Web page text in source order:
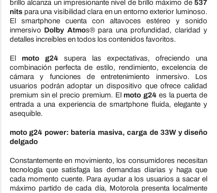
brillo alcanza un impresionante nivel de brillo máximo de537
nitspara una visibilidad clara en un entorno exterior luminoso.
El smartphone cuenta con altavoces estéreo y sonido
inmersivo Dolby Atmos® para una profundidad, claridad y
detalles increíbles en todos los contenidos favoritos.
El moto g24 supera las expectativas, ofreciendo una
combinación perfecta de estilo, rendimiento, excelencia de
cámara y funciones de entretenimiento inmersivo. Los
usuarios podrán adoptar un dispositivo que ofrece calidad
premium sin el precio premium. El moto g24 es la puerta de
entrada a una experiencia de smartphone fluida, elegante y
asequible.
moto g24 power: batería masiva, carga de 33W y diseño
delgado
Constantemente en movimiento, los consumidores necesitan
tecnología que satisfaga las demandas diarias y haga que
cada momento cuente. Para ayudar a los usuarios a sacar el
máximo partido de cada día, Motorola presenta localmente